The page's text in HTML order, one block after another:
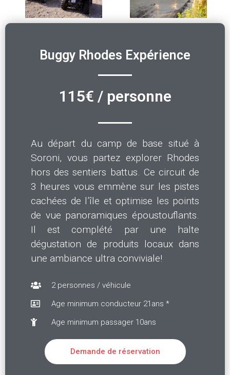
Buggy Rhodes Expérience
115€ / personne
Au départ du camp de base situé à
Soroni, vous partez explorer Rhodes
hors des sentiers battus. Ce circuit de
3 heures vous emmène sur les pistes
cachées de l’île et optimise les points
de vue panoramiques époustouflants.
Il est complété par une halte
dégustation de produits locaux dans
une ambiance ultra conviviale!
2 personnes / véhicule
Age minimum conducteur 21ans *
Age minimum passager 10ans
Demande de réservation